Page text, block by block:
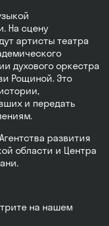
На сцену
артисты театра
духового оркестра
Рощиной. Это
и передать
развития
области и Центра
на нашем